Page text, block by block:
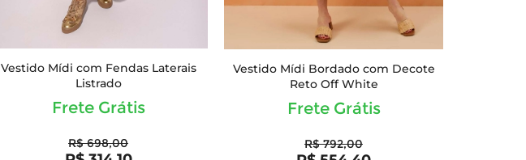
Vestido Mídi com Fendas Laterais
Listrado
Frete Grátis
R$ 698,00
Vestido Mídi Bordado com Decote
Reto Off White
Frete Grátis
R$ 792,00